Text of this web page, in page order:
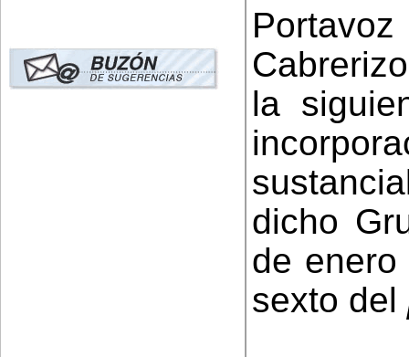
la
dicho
de
sexto del